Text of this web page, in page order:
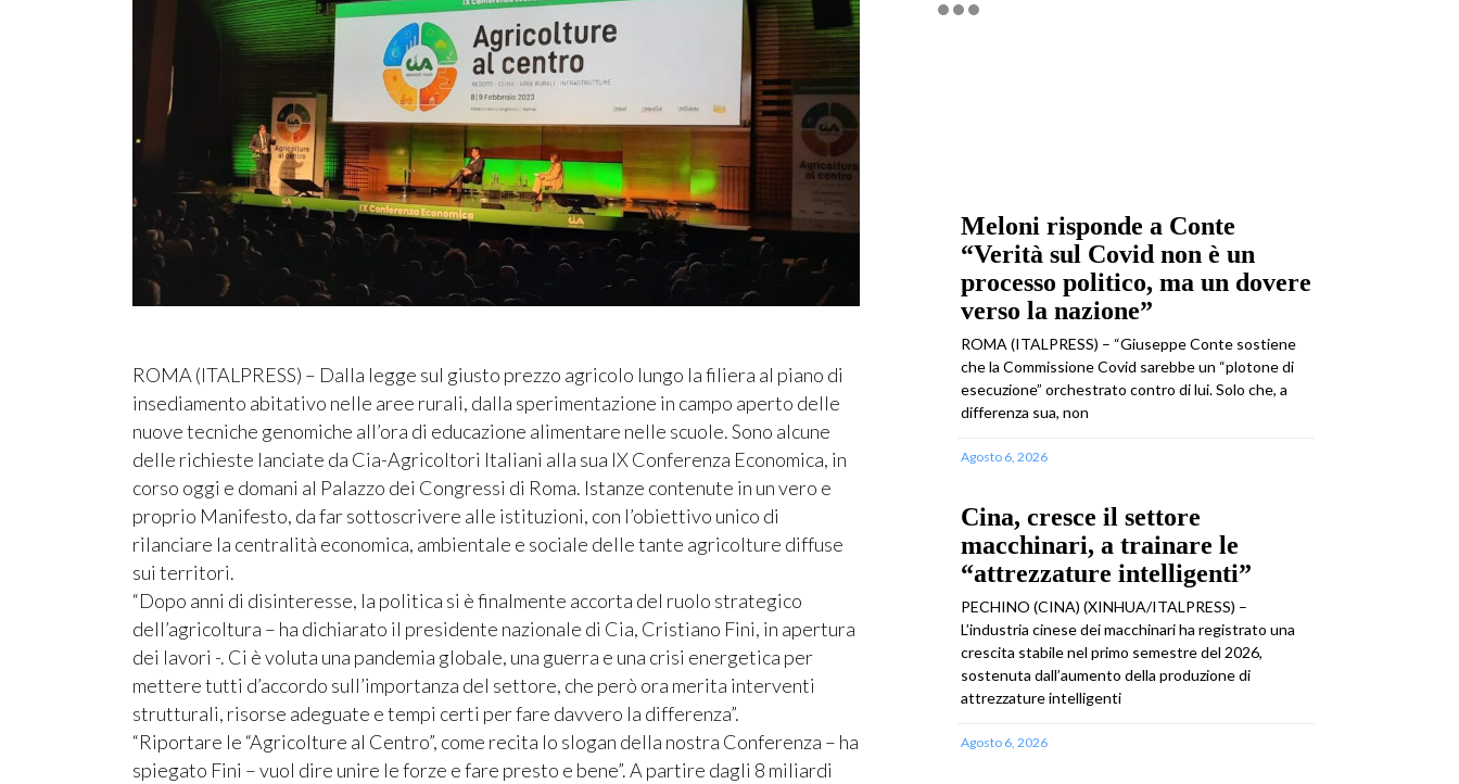
ROMA (ITALPRESS) – Dalla legge sul giusto prezzo agricolo lungo la filiera al piano di
insediamento abitativo nelle aree rurali, dalla sperimentazione in campo aperto delle
nuove tecniche genomiche all’ora di educazione alimentare nelle scuole. Sono alcune
delle richieste lanciate da Cia-Agricoltori Italiani alla sua IX Conferenza Economica, in
corso oggi e domani al Palazzo dei Congressi di Roma. Istanze contenute in un vero e
proprio Manifesto, da far sottoscrivere alle istituzioni, con l’obiettivo unico di
rilanciare la centralità economica, ambientale e sociale delle tante agricolture diffuse
sui territori.
“Dopo anni di disinteresse, la politica si è finalmente accorta del ruolo strategico
dell’agricoltura – ha dichiarato il presidente nazionale di Cia, Cristiano Fini, in apertura
dei lavori -. Ci è voluta una pandemia globale, una guerra e una crisi energetica per
mettere tutti d’accordo sull’importanza del settore, che però ora merita interventi
strutturali, risorse adeguate e tempi certi per fare davvero la differenza”.
“Riportare le “Agricolture al Centro”, come recita lo slogan della nostra Conferenza – ha
spiegato Fini – vuol dire unire le forze e fare presto e bene”. A partire dagli 8 miliardi
Meloni risponde a Conte
“Verità sul Covid non è un
processo politico, ma un dovere
verso la nazione”
ROMA (ITALPRESS) – “Giuseppe Conte sostiene
che la Commissione Covid sarebbe un “plotone di
esecuzione” orchestrato contro di lui. Solo che, a
differenza sua, non
Agosto 6, 2026
Cina, cresce il settore
macchinari, a trainare le
“attrezzature intelligenti”
PECHINO (CINA) (XINHUA/ITALPRESS) –
L’industria cinese dei macchinari ha registrato una
crescita stabile nel primo semestre del 2026,
sostenuta dall’aumento della produzione di
attrezzature intelligenti
Agosto 6, 2026